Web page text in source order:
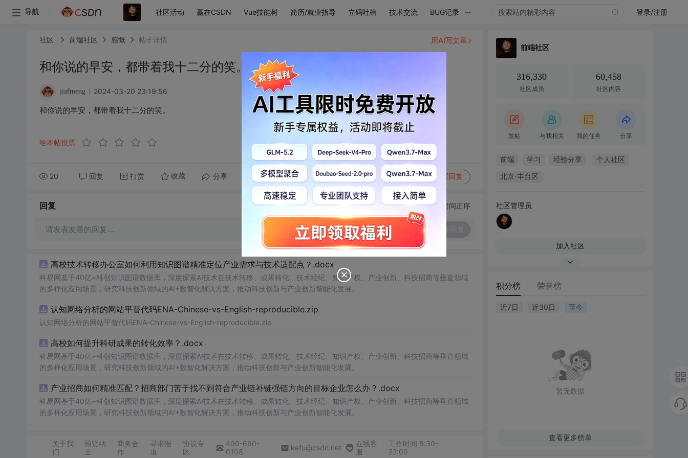
导航 社区活动 赢在CSDN Vue技能树 简历/就业指导 立码吐槽 技术交流 BUG记录 ... 登录/注册
社区 前端社区 感慨 帖子详情
和你说的早安，都带着我十二分的笑。
jiafmeng 2024-03-20 23:19:56
和你说的早安，都带着我十二分的笑。
给本帖投票
20 回复 打赏 收藏 分享 转发到动态 举报 写回复
用AI写文章
回复 切换为时间正序
请发表友善的回复…
高校技术转移办公室如何利用知识图谱精准定位产业需求与技术适配点？.docx
科易网基于40亿+科创知识图谱数据库，深度探索AI技术在技术转移、成果转化、技术经纪、知识产权、产业创新、科技招商等垂直领域
的多样化应用场景，研究科技创新领域的AI+数智化解决方案，推动科技创新与产业创新智能化发展。
认知网络分析的网站平替代码ENA-Chinese-vs-English-reproducible.zip
认知网络分析的网站平替代码ENA-Chinese-vs-English-reproducible.zip
高校如何提升科研成果的转化效率？.docx
科易网基于40亿+科创知识图谱数据库，深度探索AI技术在技术转移、成果转化、技术经纪、知识产权、产业创新、科技招商等垂直领域
的多样化应用场景，研究科技创新领域的AI+数智化解决方案，推动科技创新与产业创新智能化发展。
产业招商如何精准匹配？招商部门苦于找不到符合产业链补链强链方向的目标企业怎么办？.docx
科易网基于40亿+科创知识图谱数据库，深度探索AI技术在技术转移、成果转化、技术经纪、知识产权、产业创新、科技招商等垂直领域
的多样化应用场景，研究科技创新领域的AI+数智化解决方案，推动科技创新与产业创新智能化发展。
关于我
们
招贤纳
士
商务合
作
寻求报
道
协议专
区
400-660-
0108
kefu@csdn.net
在线客
服
工作时间 8:30-
22:00
前端社区
316,330
社区成员
60,458
社区内容
发帖 与我相关 我的任务 分享
前端 学习 经验分享 个人社区
北京·丰台区
社区管理员
加入社区
积分榜 荣誉榜
近7日 近30日 至今
暂无数据
查看更多榜单